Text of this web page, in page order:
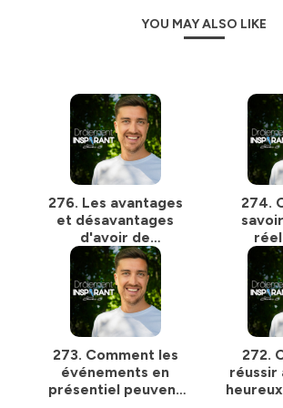
pour plus d'informations.
YOU MAY ALSO LIKE
276. Les avantages
et désavantages
d'avoir de
l'ambition
274.
273. Comment les
événements en
présentiel peuvent
272.
réussir